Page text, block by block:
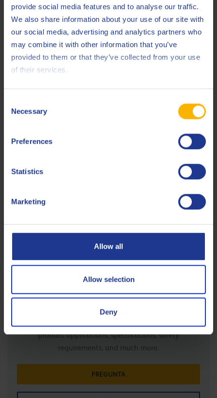
provide social media features and to analyse our traffic.
We also share information about your use of our site with
our social media, advertising and analytics partners who
may combine it with other information that you’ve
provided to them or that they’ve collected from your use
of their services.
Selection
Necessary
Preferences
Statistics
Marketing
Allow all
Allow selection
Deny
Buena resistencia a la corrosión
Excelentes propiedades de liberación de aire
Excelentes características de filtrabilidad
El producto no contiene ningún aditivo EP activo a base de
azufre, calcio o zinc.
Ir a la página del producto
De nuestro experto Palub
Product Applications LUBricants, is the technical
service of Q8Oils. Here you can find five enthusiastic
experts with a passion for the industry. Please do not
product applications, specifications, safety
requirements, and much more.
PREGUNTA